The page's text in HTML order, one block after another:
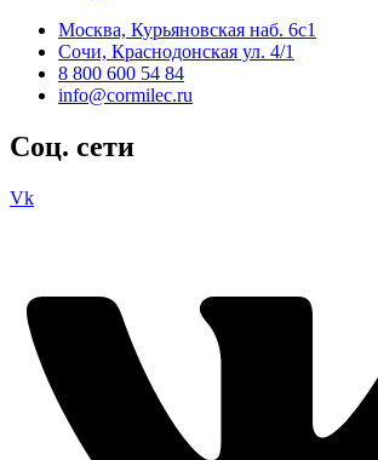
Москва, Курьяновская наб. 6с1
Сочи, Краснодонская ул. 4/1
8 800 600 54 84
info@cormilec.ru
Соц. сети
Vk